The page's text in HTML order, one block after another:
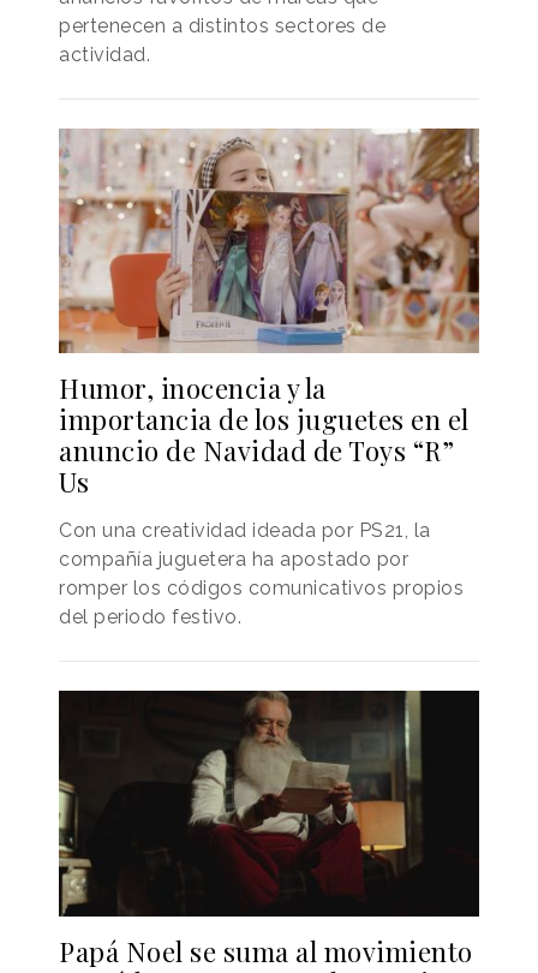
pertenecen a distintos sectores de
actividad.
Humor, inocencia y la
importancia de los juguetes en el
anuncio de Navidad de Toys “R”
Us
Con una creatividad ideada por PS21, la
compañía juguetera ha apostado por
romper los códigos comunicativos propios
del periodo festivo.
Papá Noel se suma al movimiento